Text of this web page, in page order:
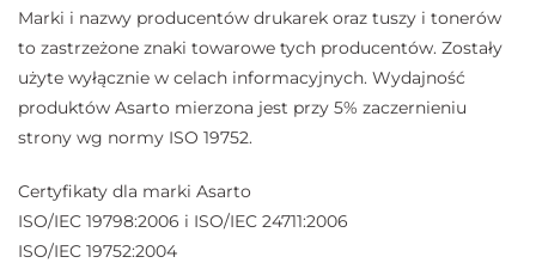
Marki i nazwy producentów drukarek oraz tuszy i tonerów
to zastrzeżone znaki towarowe tych producentów. Zostały
użyte wyłącznie w celach informacyjnych. Wydajność
produktów Asarto mierzona jest przy 5% zaczernieniu
strony wg normy ISO 19752.
Certyfikaty dla marki Asarto
ISO/IEC 19798:2006 i ISO/IEC 24711:2006
ISO/IEC 19752:2004